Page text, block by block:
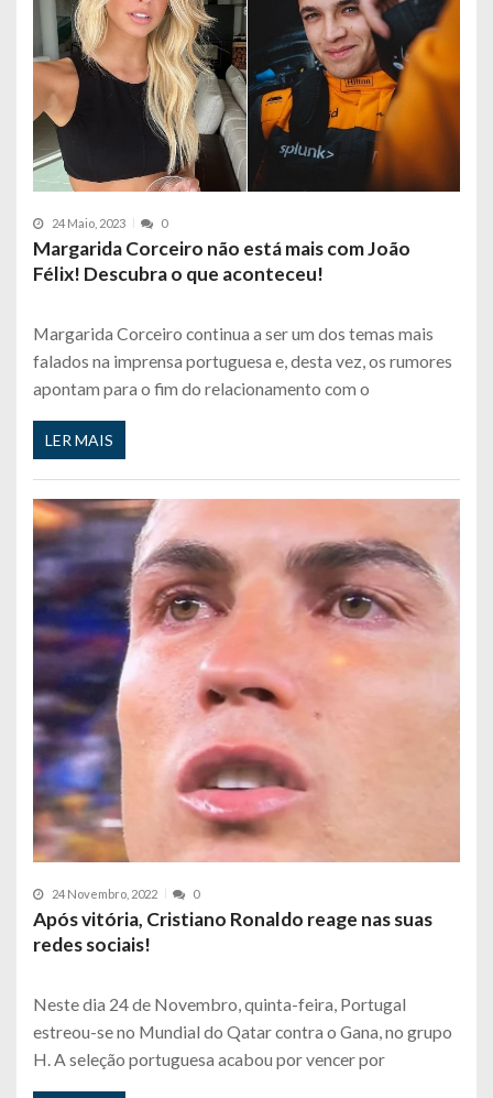
24 Maio, 2023 0
Margarida Corceiro não está mais com João
Félix! Descubra o que aconteceu!
Margarida Corceiro continua a ser um dos temas mais
falados na imprensa portuguesa e, desta vez, os rumores
apontam para o fim do relacionamento com o
LER MAIS
24 Novembro, 2022 0
Após vitória, Cristiano Ronaldo reage nas suas
redes sociais!
Neste dia 24 de Novembro, quinta-feira, Portugal
estreou-se no Mundial do Qatar contra o Gana, no grupo
H. A seleção portuguesa acabou por vencer por